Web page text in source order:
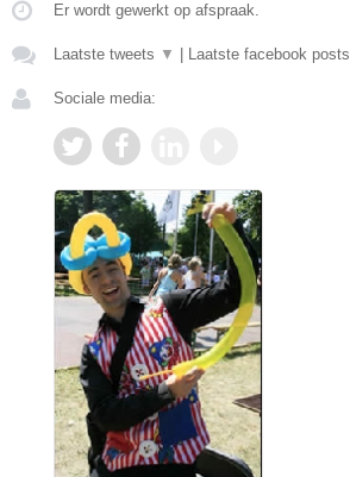
Er wordt gewerkt op afspraak.
Laatste tweets ▼ Laatste facebook posts
Sociale media: